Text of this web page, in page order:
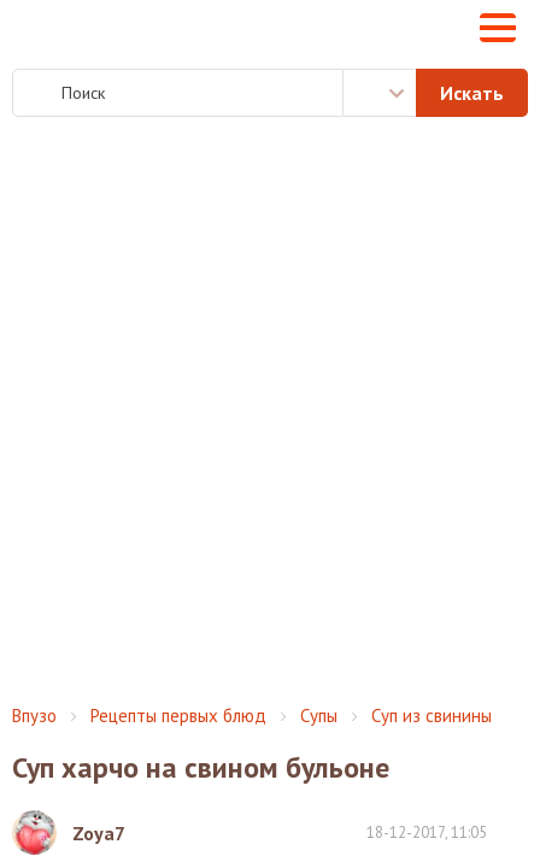
Впузо Рецепты первых блюд Супы Суп из свинины
Суп харчо на свином бульоне
Zoya7 18-12-2017, 11:05